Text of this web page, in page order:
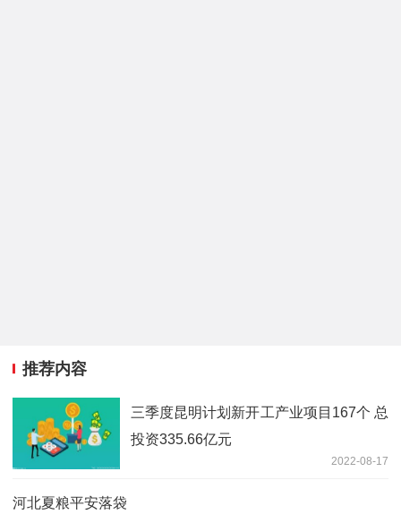
推荐内容
三季度昆明计划新开工产业项目167个 总
投资335.66亿元
2022-08-17
河北夏粮平安落袋